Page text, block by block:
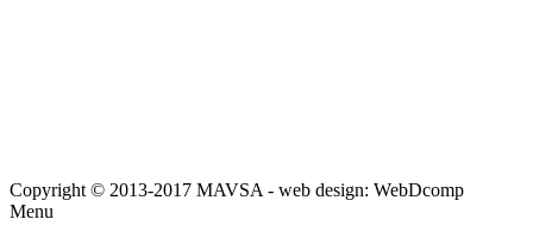
Copyright © 2013-2017 MAVSA - web design: WebDcomp
Menu